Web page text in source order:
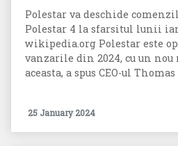
Polestar va deschide
Polestar 4 la sfarsitul lunii
wikipedia.org Polestar este
vanzarile din 2024, cu un
aceasta, a spus CEO-ul
25 January 2024